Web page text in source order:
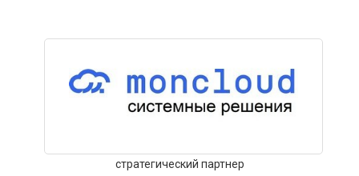
стратегический партнер